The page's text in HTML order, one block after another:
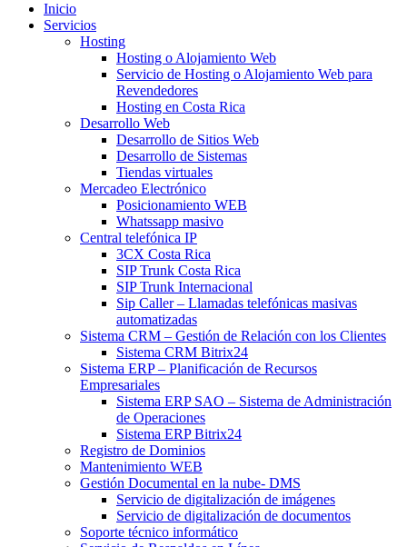
Inicio
Servicios
Hosting
Hosting o Alojamiento Web
Servicio de Hosting o Alojamiento Web para
Revendedores
Hosting en Costa Rica
Desarrollo Web
Desarrollo de Sitios Web
Desarrollo de Sistemas
Tiendas virtuales
Mercadeo Electrónico
Posicionamiento WEB
Whatssapp masivo
Central telefónica IP
3CX Costa Rica
SIP Trunk Costa Rica
SIP Trunk Internacional
Sip Caller – Llamadas telefónicas masivas
automatizadas
Sistema CRM – Gestión de Relación con los Clientes
Sistema CRM Bitrix24
Sistema ERP – Planificación de Recursos
Empresariales
Sistema ERP SAO – Sistema de Administración
de Operaciones
Sistema ERP Bitrix24
Registro de Dominios
Mantenimiento WEB
Gestión Documental en la nube- DMS
Servicio de digitalización de imágenes
Servicio de digitalización de documentos
Soporte técnico informático